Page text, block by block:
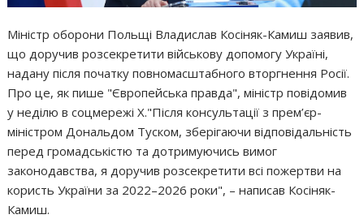
Міністр оборони Польщі Владислав Косіняк-Камиш заявив,
що доручив розсекретити військову допомогу Україні,
надану після початку повномасштабного вторгнення Росії.
Про це, як пише "Європейська правда", міністр повідомив
у неділю в соцмережі Х."Після консультації з прем’єр-
міністром Дональдом Туском, зберігаючи відповідальність
перед громадськістю та дотримуючись вимог
законодавства, я доручив розсекретити всі пожертви на
користь України за 2022–2026 роки", – написав Косіняк-
Камиш.